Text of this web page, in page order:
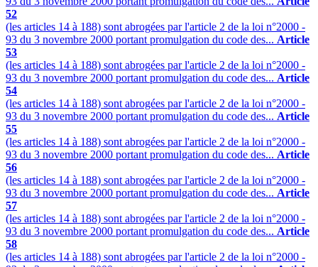
52
(les articles 14 à 188) sont abrogées par l'article 2 de la loi n°2000 -
93 du 3 novembre 2000 portant promulgation du code des... Article
53
(les articles 14 à 188) sont abrogées par l'article 2 de la loi n°2000 -
93 du 3 novembre 2000 portant promulgation du code des... Article
54
(les articles 14 à 188) sont abrogées par l'article 2 de la loi n°2000 -
93 du 3 novembre 2000 portant promulgation du code des... Article
55
(les articles 14 à 188) sont abrogées par l'article 2 de la loi n°2000 -
93 du 3 novembre 2000 portant promulgation du code des... Article
56
(les articles 14 à 188) sont abrogées par l'article 2 de la loi n°2000 -
93 du 3 novembre 2000 portant promulgation du code des... Article
57
(les articles 14 à 188) sont abrogées par l'article 2 de la loi n°2000 -
93 du 3 novembre 2000 portant promulgation du code des... Article
58
(les articles 14 à 188) sont abrogées par l'article 2 de la loi n°2000 -